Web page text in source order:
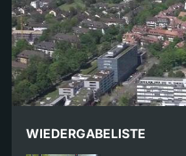
WIEDERGABELISTE